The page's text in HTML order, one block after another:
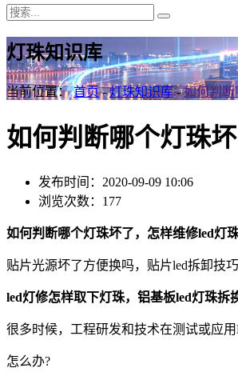
灯珠知识库
当前位置：首页-灯珠知识库-如何判断
如何判断哪个灯珠
发布时间：2020-09-09 10:06
浏览次数：177
如何判断哪个灯珠坏了，怎样维修led灯珠
贴片光源坏了方便换吗，贴片led拆卸技巧
led灯修怎样取下灯珠，铝基板led灯珠拆
很多时候，工程研发和技术在测试或应
怎么办?